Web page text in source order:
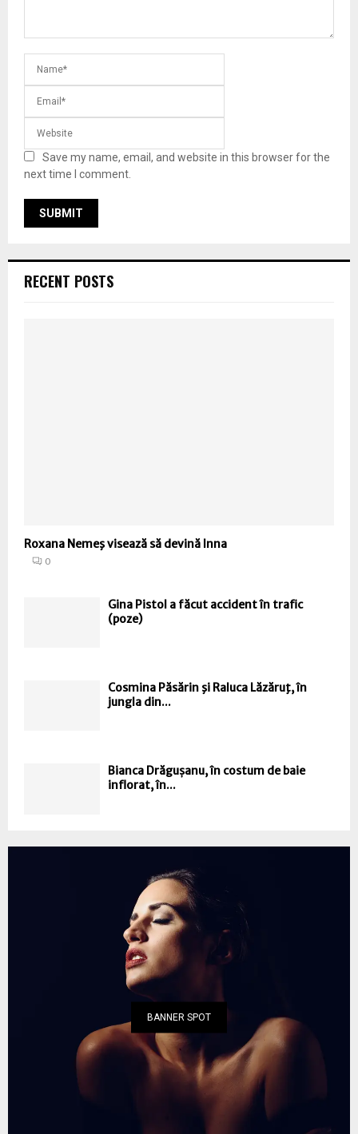
Save my name, email, and website in this browser for the
next time I comment.
RECENT POSTS
Roxana Nemeş visează să devină Inna
0
Gina Pistol a făcut accident în trafic
(poze)
Cosmina Păsărin şi Raluca Lăzăruţ, în
jungla din...
Bianca Drăgușanu, în costum de baie
inflorat, în...
BANNER SPOT